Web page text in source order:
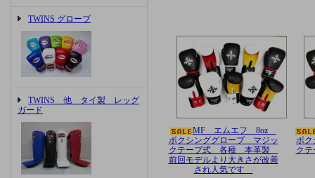
TWINS グローブ
TWINS 他 タイ製 レッグ
ガード
MF エムエフ 8oz
ボクシンググローブ マジッ
クテープ式 各種 本革製
前回モデルより大きさが改善
され人気です
ボ
ク